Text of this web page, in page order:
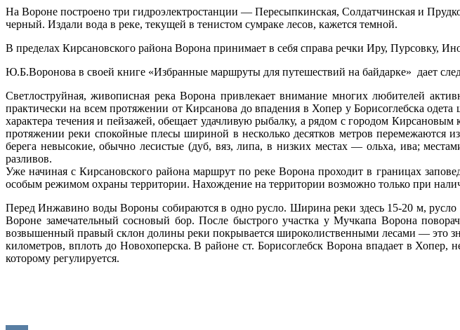
На Вороне построено три гидроэлектростанции — Пересыпкинская, Солдатчинская и
черный. Издали вода в реке, текущей в тенистом сумраке лесов, кажется темной.
В пределах Кирсановского района Ворона принимает в себя справа речки Иру, Пурсовку,
Ю.Б.Воронова в своей книге «Избранные маршруты для путешествий на байдарке» дает
Светлоструйная, живописная река Ворона привлекает внимание многих любителей
практически на всем протяжении от Кирсанова до впадения в Хопер у Борисоглебска
характера течения и пейзажей, обещает удачливую рыбалку, а рядом с городом
протяжении реки спокойные плесы шириной в несколько десятков метров
берега невысокие, обычно лесистые (дуб, вяз, липа, в низких местах — ольха, ива;
разливов.
Уже начиная с Кирсановского района маршрут по реке Ворона проходит в границах
особым режимом охраны территории. Нахождение на территории возможно только при
Перед Инжавино воды Вороны собираются в одно русло. Ширина реки здесь 15-20 м,
Вороне замечательный сосновый бор. После быстрого участка у Мучкапа Ворона
возвышенный правый склон долины реки покрывается широколиственными лесами — это
километров, вплоть до Новохоперска. В районе ст. Борисоглебск Ворона впадает в
которому регулируется.